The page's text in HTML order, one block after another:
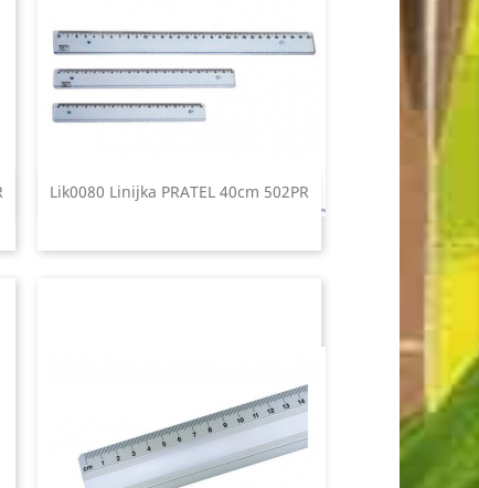
Lik0080 Linijka PRATEL 40cm 502PR
Szybki podgląd